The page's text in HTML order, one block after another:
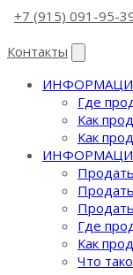
+7 (915) 091-95-
Контакты
Где
Как
Как
Где
Как
Что